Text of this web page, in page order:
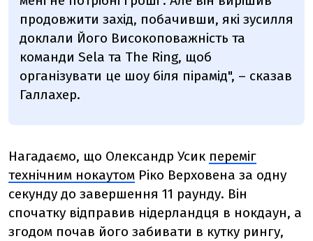
продовжити захід, побачивши, які зусилля
доклали Його Високоповажність та
команди Sela та The Ring, щоб
організувати це шоу біля пірамід", – сказав
Галлахер.
Нагадаємо, що Олександр Усик переміг
технічним нокаутом Ріко Верховена за одну
секунду до завершення 11 раунду. Він
спочатку відправив нідерландця в нокдаун, а
згодом почав його забивати в кутку рингу,